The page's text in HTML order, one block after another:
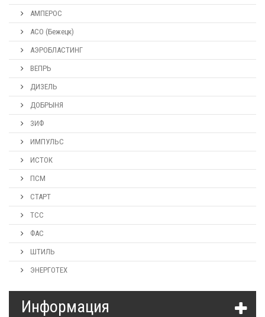
АМПЕРОС
АСО (Бежецк)
АЭРОБЛАСТИНГ
ВЕПРЬ
ДИЗЕЛЬ
ДОБРЫНЯ
ЗИФ
ИМПУЛЬС
ИСТОК
ПСМ
СТАРТ
ТСС
ФАС
ШТИЛЬ
ЭНЕРГОТЕХ
Информация